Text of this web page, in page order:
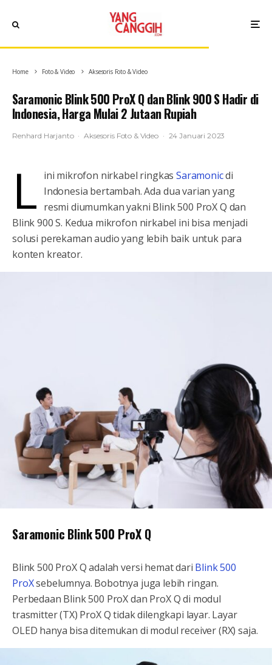
Home Foto & Video Aksesoris Foto & Video
Saramonic Blink 500 ProX Q dan Blink 900 S Hadir di
Indonesia, Harga Mulai 2 Jutaan Rupiah
Renhard Harjanto · Aksesoris Foto & Video · 24 Januari 2023
L ini mikrofon nirkabel ringkasSaramonicdi
Indonesia bertambah. Ada dua varian yang
resmi diumumkan yakni Blink 500 ProX Q dan
Blink 900 S. Kedua mikrofon nirkabel ini bisa menjadi
solusi perekaman audio yang lebih baik untuk para
konten kreator.
Saramonic Blink 500 ProX Q
Blink 500 ProX Q adalah versi hemat dari Blink 500
ProXsebelumnya. Bobotnya juga lebih ringan.
Perbedaan Blink 500 ProX dan ProX Q di modul
trasmitter (TX) ProX Q tidak dilengkapi layar. Layar
OLED hanya bisa ditemukan di modul receiver (RX) saja.